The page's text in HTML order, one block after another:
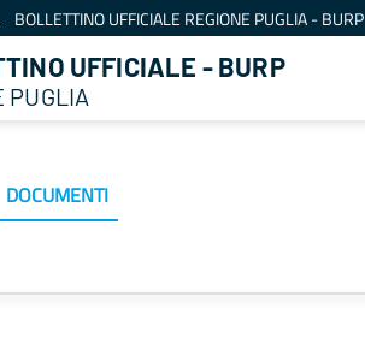
BOLLETTINO UFFICIALE REGIONE PUGLIA - BURP
UFFICIALE - BURP
PUGLIA
DOCUMENTI